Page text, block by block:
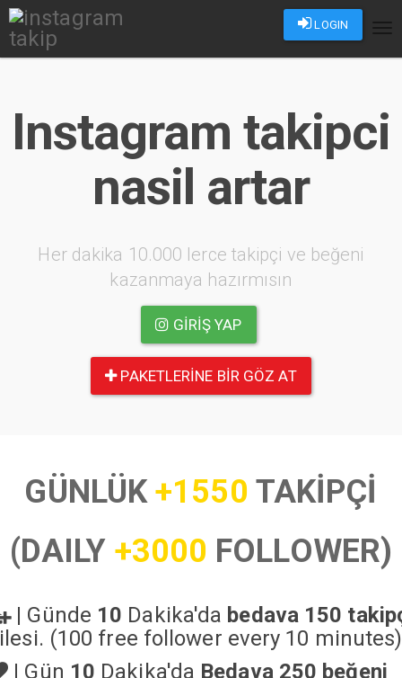
LOGIN
Instagram takipci
nasil artar
Her dakika 10.000 lerce takipçi ve beğeni
kazanmaya hazırmısın
GIRIŞ YAP
PAKETLERINE BIR GÖZ AT
GÜNLÜK+1550 TAKİPÇİ
(DAILY +3000 FOLLOWER)
| Günde 10 Dakika'da bedava 150
(100 free follower every 10 minutes)
| Gün 10 Dakika'da Bedava 250 beğeni